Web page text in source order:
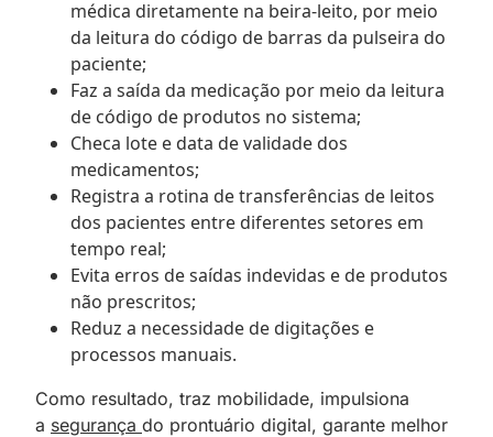
médica diretamente na beira-leito, por meio
da leitura do código de barras da pulseira do
paciente;
Faz a saída da medicação por meio da leitura
de código de produtos no sistema;
Checa lote e data de validade dos
medicamentos;
Registra a rotina de transferências de leitos
dos pacientes entre diferentes setores em
tempo real;
Evita erros de saídas indevidas e de produtos
não prescritos;
Reduz a necessidade de digitações e
processos manuais.
Como resultado, traz mobilidade, impulsiona
a segurança do prontuário digital, garante melhor